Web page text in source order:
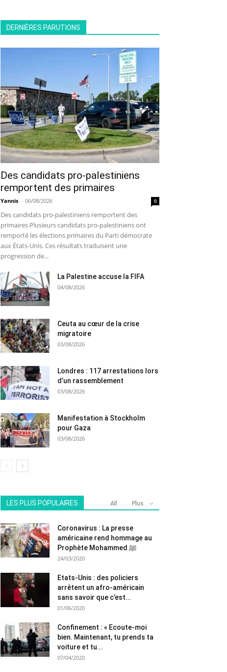
DERNIÈRES PARUTIONS
Des candidats pro-palestiniens
remportent des primaires
Yannis - 06/08/2026 0
Des candidats pro-palestiniens remportent des
primaires Plusieurs candidats pro-palestiniens ont
remporté les élections primaires du Parti démocrate
aux États-Unis. Ces résultats traduisent une
progression de...
La Palestine accuse la FIFA
04/08/2026
Ceuta au cœur de la crise
migratoire
03/08/2026
Londres : 117 arrestations lors
d’un rassemblement
03/08/2026
Manifestation à Stockholm
pour Gaza
03/08/2026
LES PLUS POPULAIRES All Plus
Coronavirus : La presse
américaine rend hommage au
Prophète Mohammed ﷺ
24/03/2020
Etats-Unis : des policiers
arrêtent un afro-américain
sans savoir que c’est...
01/06/2020
Confinement : « Ecoute-moi
bien. Maintenant, tu prends ta
voiture et tu...
07/04/2020